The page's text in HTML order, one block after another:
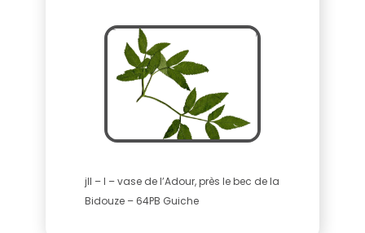
jll – I – vase de l’Adour, près le bec de la
Bidouze – 64PB Guiche